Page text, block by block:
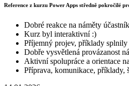
Reference z kurzu Power Apps středně pokročilé
Dobré reakce na náměty
Kurz byl interaktivní :)
Příjemný projev, příklady splnily
Dobře vysvětlená provázanost
Aktivní spolupráce a orientace
Příprava, komunikace, příklady,